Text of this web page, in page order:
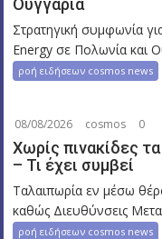
Στρατηγική συμφωνία
Energy σε Πολωνία και
ροή ειδήσεων cosmos news
08/08/2026 cosmos 0
Χωρίς πινακίδες
– Τι έχει συμβεί
Ταλαιπωρία εν μέσω
καθώς Διευθύνσεις
ροή ειδήσεων cosmos news